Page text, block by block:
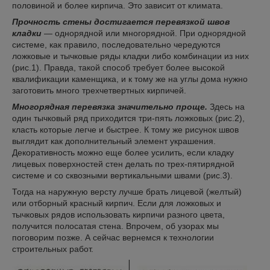
половиной и более кирпича. Это зависит от климата.
Прочность стены достигается перевязкой швов
кладки — однорядной или многорядной. При однорядной
системе, как правило, последовательно чередуются
ложковые и тычковые ряды кладки либо комбинации из них
(рис.1). Правда, такой способ требует более высокой
квалификации каменщика, и к тому же на углы дома нужно
заготовить много трехчетвертных кирпичей.
Многорядная перевязка значительно проще. Здесь на
один тычковый ряд приходится три-пять ложковых (рис.2),
класть которые легче и быстрее. К тому же рисунок швов
выглядит как дополнительный элемент украшения.
Декоративность можно еще более усилить, если кладку
лицевых поверхностей стен делать по трех-пятирядной
системе и со сквозными вертикальными швами (рис.3).
Тогда на наружную версту лучше брать лицевой (желтый)
или отборный красный кирпич. Если для ложковых и
тычковых рядов использовать кирпичи разного цвета,
получится полосатая стена. Впрочем, об узорах мы
поговорим позже. А сейчас вернемся к технологии
строительных работ.